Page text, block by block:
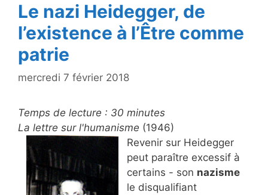
Le nazi Heidegger, de
l’existence à l’Être comme
patrie
mercredi 7 février 2018
Temps de lecture : 30 minutes
La lettre sur l'humanisme (1946)
Revenir sur Heidegger
peut paraître excessif à
certains - son nazisme
le disqualifiant